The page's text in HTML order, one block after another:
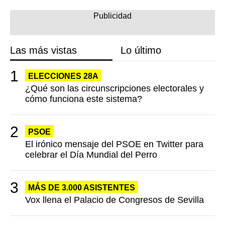
Las más vistas Lo último
ELECCIONES 28A
¿Qué son las circunscripciones electorales y
cómo funciona este sistema?
PSOE
El irónico mensaje del PSOE en Twitter para
celebrar el Día Mundial del Perro
MÁS DE 3.000 ASISTENTES
Vox llena el Palacio de Congresos de Sevilla